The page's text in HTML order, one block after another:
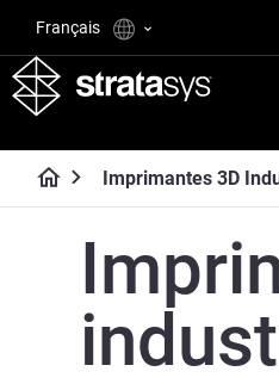
Français
Imprimantes 3D